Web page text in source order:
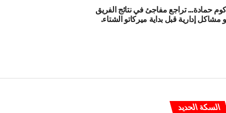
كوم حمادة… تراجع مفاجئ في نتائج الفريق
و مشاكل إدارية قبل بداية ميركاتو الشتاء.
السكة الحديد